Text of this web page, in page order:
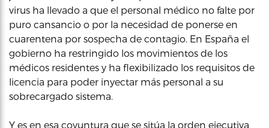
virus ha llevado a que el personal médico no falte por
puro cansancio o por la necesidad de ponerse en
cuarentena por sospecha de contagio. En España el
gobierno ha restringido los movimientos de los
médicos residentes y ha flexibilizado los requisitos de
licencia para poder inyectar más personal a su
sobrecargado sistema.
Y es en esa coyuntura que se sitúa la orden ejecutiva